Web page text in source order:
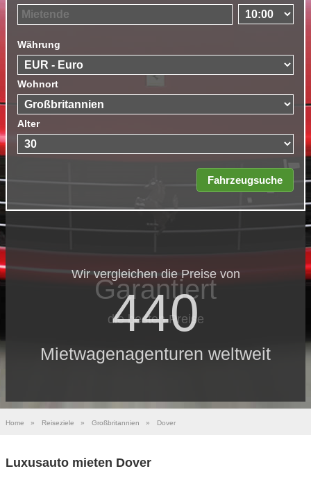
Währung
Wohnort
Alter
Wir vergleichen die Preise von
440
Mietwagenagenturen weltweit
Garantiert
die besten Preise
Home » Reiseziele » Großbritannien » Dover
Luxusauto mieten Dover